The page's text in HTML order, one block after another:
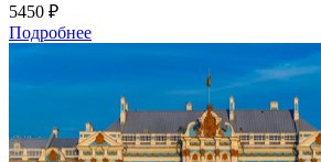
5450 ₽
Подробнее